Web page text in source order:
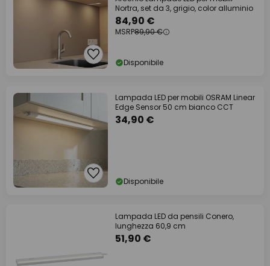
Nortra, set da 3, grigio, color alluminio
84,90 €
MSRP89,90 €
Disponibile
Lampada LED per mobili OSRAM Linear
Edge Sensor 50 cm bianco CCT
34,90 €
Disponibile
Lampada LED da pensili Conero,
lunghezza 60,9 cm
51,90 €